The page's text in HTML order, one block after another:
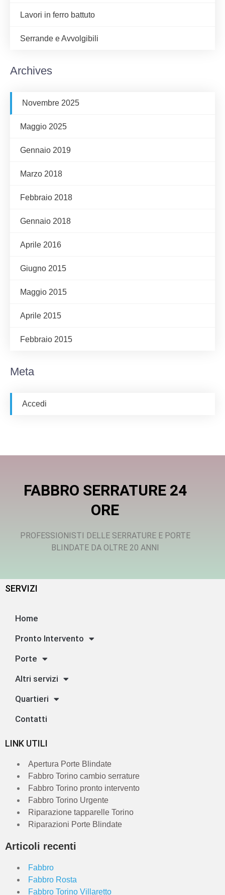
Lavori in ferro battuto
Serrande e Avvolgibili
Archives
Novembre 2025
Maggio 2025
Gennaio 2019
Marzo 2018
Febbraio 2018
Gennaio 2018
Aprile 2016
Giugno 2015
Maggio 2015
Aprile 2015
Febbraio 2015
Meta
Accedi
FABBRO SERRATURE 24
ORE
PROFESSIONISTI DELLE SERRATURE E PORTE
BLINDATE DA OLTRE 20 ANNI
SERVIZI
Home
Pronto Intervento
Porte
Altri servizi
Quartieri
Contatti
LINK UTILI
Apertura Porte Blindate
Fabbro Torino cambio serrature
Fabbro Torino pronto intervento
Fabbro Torino Urgente
Riparazione tapparelle Torino
Riparazioni Porte Blindate
Articoli recenti
Fabbro
Fabbro Rosta
Fabbro Torino Villaretto